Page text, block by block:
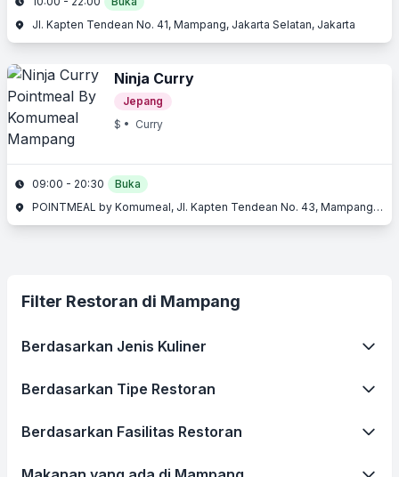
Jl. Kapten Tendean No. 41, Mampang, Jakarta Selatan, Jakarta
Ninja Curry
Jepang
$ • Curry
09:00 - 20:30
Buka
POINTMEAL by Komumeal, Jl. Kapten Tendean No. 43, Mampang, Jakarta Selatan
Filter Restoran di Mampang
Berdasarkan Jenis Kuliner
Berdasarkan Tipe Restoran
Berdasarkan Fasilitas Restoran